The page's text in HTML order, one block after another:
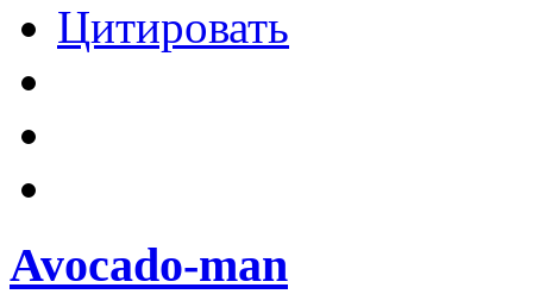
Цитировать
Avocado-man